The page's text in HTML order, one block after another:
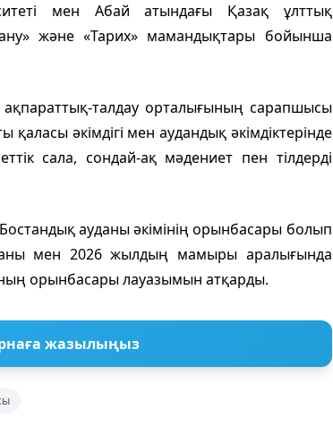
мен Абай атындағы Қазақ ұлттық
және «Тарих» мамандықтары бойынша
талдау орталығының сарапшысы
әкімдігі мен аудандық әкімдіктерінде
сала, сондай-ақ мәдениет пен тілдерді
ауданы әкімінің орынбасары болып
мен 2026 жылдың мамыры аралығында
орынбасары лауазымын атқарды.
жазылыңыз